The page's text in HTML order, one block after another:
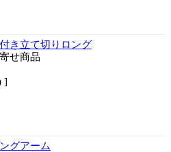
き立て切りロング
せ商品
]
グアーム